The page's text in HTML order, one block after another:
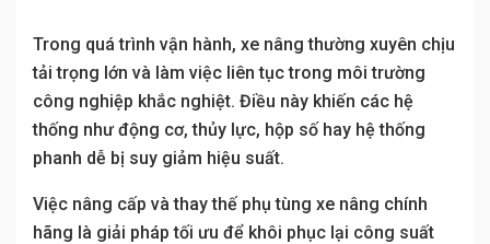
Trong quá trình vận hành, xe nâng thường xuyên chịu
tải trọng lớn và làm việc liên tục trong môi trường
công nghiệp khắc nghiệt. Điều này khiến các hệ
thống như động cơ, thủy lực, hộp số hay hệ thống
phanh dễ bị suy giảm hiệu suất.
Việc nâng cấp và thay thế phụ tùng xe nâng chính
hãng là giải pháp tối ưu để khôi phục lại công suất